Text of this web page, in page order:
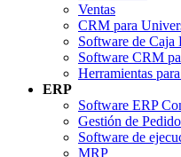
Ventas
CRM para
Software de Caja
Software CRM
Herramientas
ERP
Software ERP
Gestión de
Software de
MRP